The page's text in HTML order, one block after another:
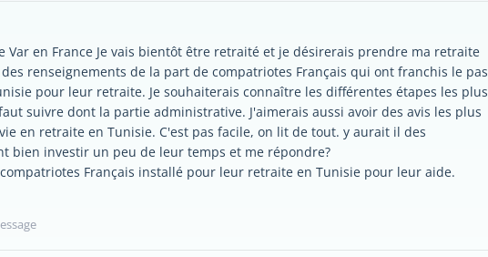
Var en France Je vais bientôt être retraité et je désirerais prendre ma retraite
renseignements de la part de compatriotes Français qui ont franchis le pas
pour leur retraite. Je souhaiterais connaître les différentes étapes les plus
suivre dont la partie administrative. J'aimerais aussi avoir des avis les plus
en retraite en Tunisie. C'est pas facile, on lit de tout. y aurait il des
bien investir un peu de leur temps et me répondre?
Français installé pour leur retraite en Tunisie pour leur aide.